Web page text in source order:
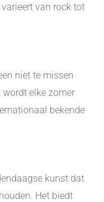
van rock tot
niet te missen
elke zomer
bekende
kunst dat
Het biedt